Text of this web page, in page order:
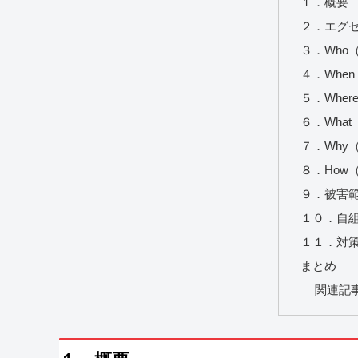
２．エグ
３．Who
４．
５．
６．What
７．Why
８．How
９．被害
１０．自
１１．対
まとめ
関連記